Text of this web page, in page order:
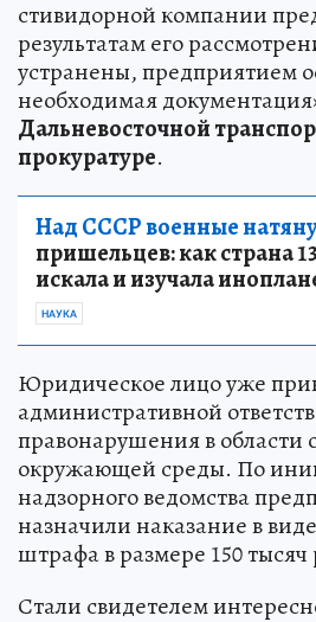
стивидорной компании
результатам его
устранены, предприятием
необходимая
Дальневосточной
прокуратуре.
Над СССР военные
пришельцев: как страна
искала и изучала
НАУКА
Юридическое лицо уже
административной
правонарушения в области
окружающей среды. По
надзорного ведомства
назначили наказание в
штрафа в размере 150 тысяч
Стали свидетелем